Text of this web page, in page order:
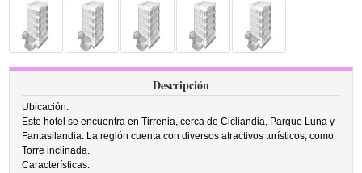
Descripción
Ubicación.
Este hotel se encuentra en Tirrenia, cerca de Cicliandia, Parque Luna y
Fantasilandia. La región cuenta con diversos atractivos turísticos, como
Torre inclinada.
Características.